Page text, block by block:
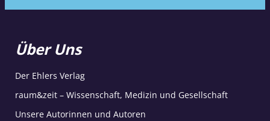
Über Uns
Der Ehlers Verlag
raum&zeit – Wissenschaft, Medizin und Gesellschaft
Unsere Autorinnen und Autoren